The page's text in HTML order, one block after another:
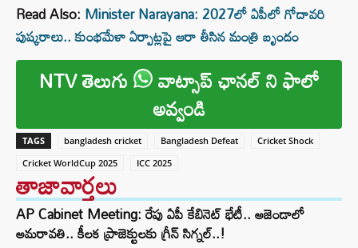
Read Also: Minister Narayana: 2027లో ఏపీలో గోదావరి
పుష్కరాలు.. కుంభమేళా ఏర్పాట్లపై ఆరా తీసిన మంత్రి బృందం
NTV తెలుగు వాట్సాప్ ఛానల్ ని ఫాలో
అవ్వండి
TAGS bangladesh cricket Bangladesh Defeat
Cricket Shock
Cricket WorldCup 2025
ICC 2025
తాజావార్తలు
AP Cabinet Meeting: రేపు ఏపీ కేబినెట్ భేటీ.. అజెండాలో
అమరావతి.. కీలక ప్రాజెక్టులకు గ్రీన్ సిగ్నల్..!